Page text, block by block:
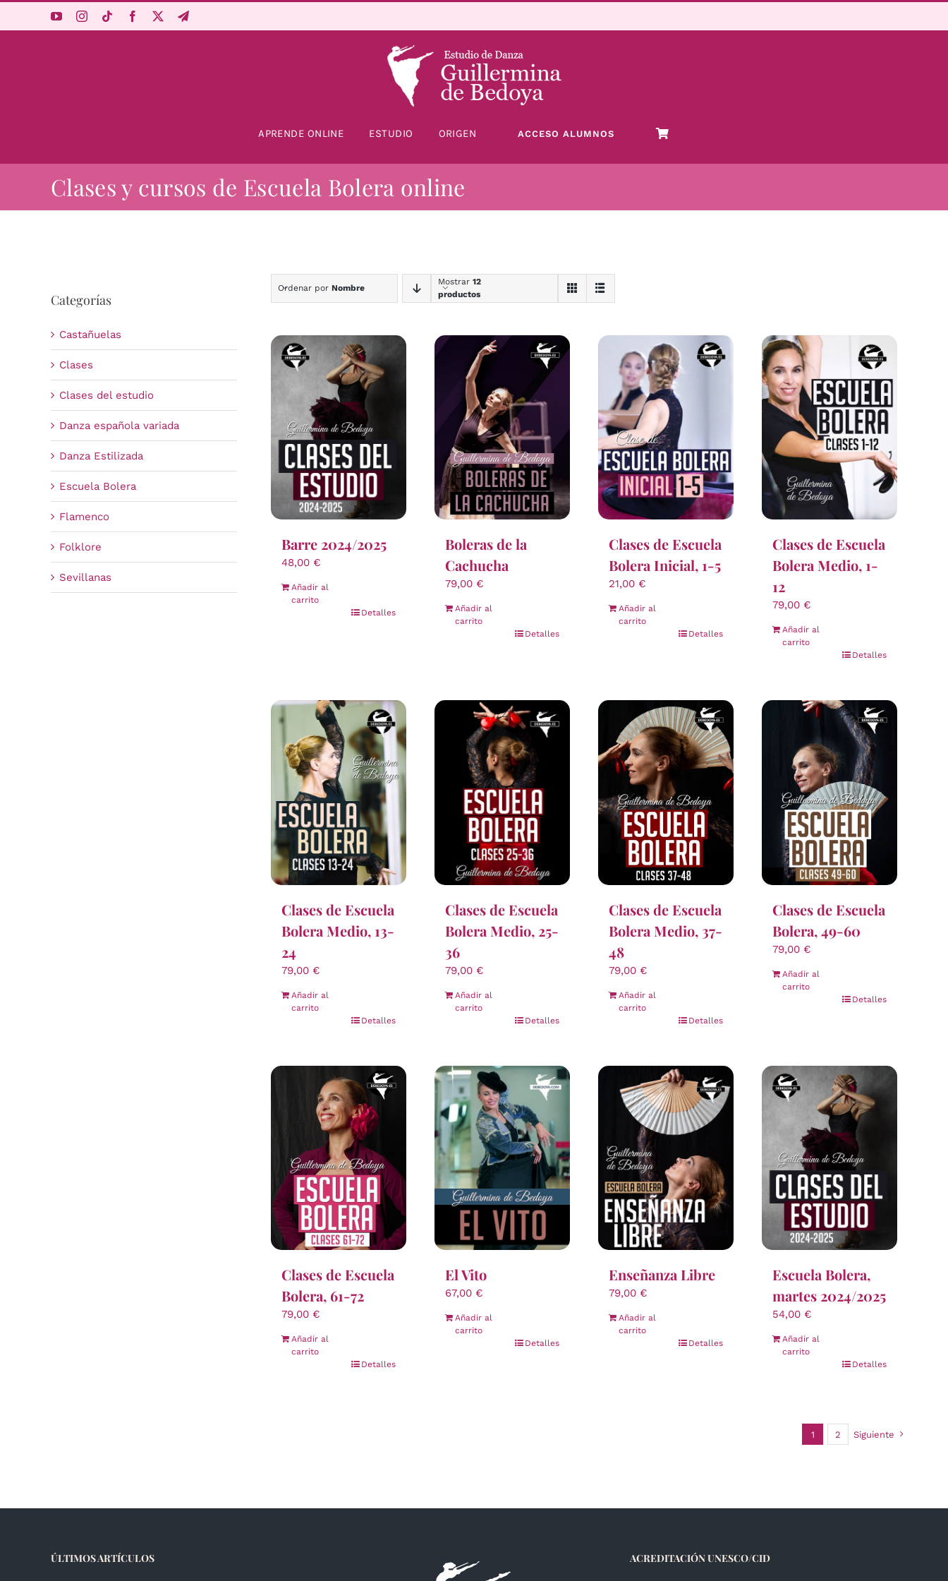
APRENDE ONLINE ESTUDIO ORIGEN ACCESO ALUMNOS
Clases y cursos de Escuela Bolera online
Categorías
Castañuelas
Clases
Clases del estudio
Danza española variada
Danza Estilizada
Escuela Bolera
Flamenco
Folklore
Sevillanas
Ordenar por Nombre
Mostrar 12
productos
Barre 2024/2025
48,00 €
Añadir al
carrito
Detalles
Boleras de la
Cachucha
79,00 €
Añadir al
carrito
Detalles
Clases de Escuela
Bolera Inicial, 1-5
21,00 €
Añadir al
carrito
Detalles
Clases de Escuela
Bolera Medio, 1-
12
79,00 €
Añadir al
carrito
Detalles
Clases de Escuela
Bolera Medio, 13-
24
79,00 €
Añadir al
carrito
Detalles
Clases de Escuela
Bolera Medio, 25-
36
79,00 €
Añadir al
carrito
Detalles
Clases de Escuela
Bolera Medio, 37-
48
79,00 €
Añadir al
carrito
Detalles
Clases de Escuela
Bolera, 49-60
79,00 €
Añadir al
carrito
Detalles
Clases de Escuela
Bolera, 61-72
79,00 €
Añadir al
carrito
Detalles
El Vito
67,00 €
Añadir al
carrito
Detalles
Enseñanza Libre
79,00 €
Añadir al
carrito
Detalles
Escuela Bolera,
martes 2024/2025
54,00 €
Añadir al
carrito
Detalles
1 2 Siguiente
ÚLTIMOS ARTÍCULOS ACREDITACIÓN UNESCO/CID